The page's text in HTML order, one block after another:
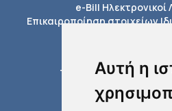
Αυτή η
e-Bill Ηλεκτρονικοί
Επικαιροποίηση στοιχείων
Εξόφληση
Τέλη σύνδεσης με το
Διαδικασίες
Διαδικασίες